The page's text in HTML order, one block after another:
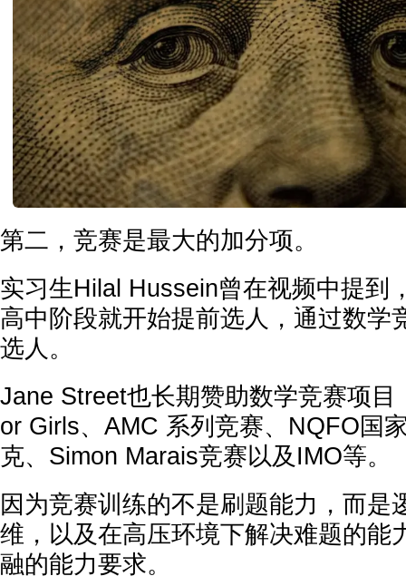
第二，竞赛是最大的加分项。
实习生Hilal Hussein曾在视频中提到
高中阶段就开始提前选人，通过数学
选人。
Jane Street也长期赞助数学竞赛项
or Girls、AMC 系列竞赛、NQFO国
克、Simon Marais竞赛以及IMO等。
因为竞赛训练的不是刷题能力，而是
维，以及在高压环境下解决难题的能
融的能力要求。